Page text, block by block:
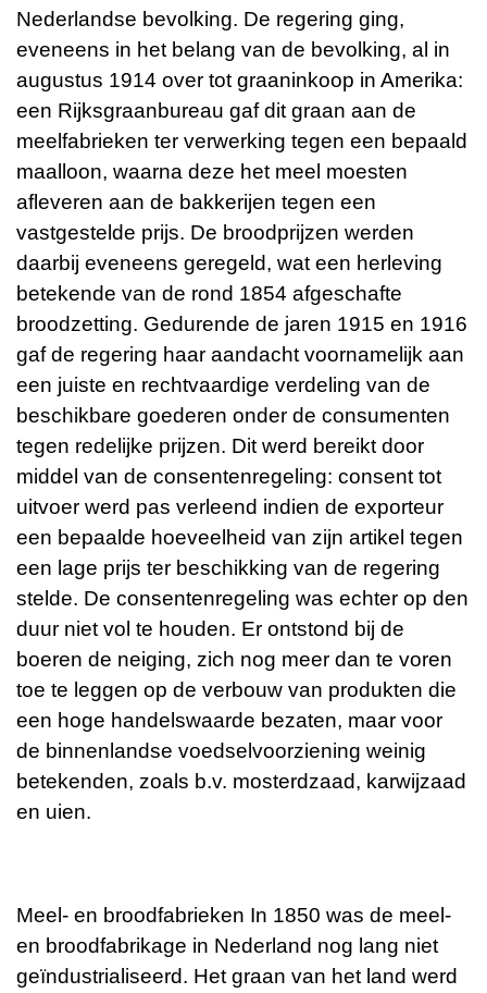
Nederlandse bevolking. De regering ging,
eveneens in het belang van de bevolking, al in
augustus 1914 over tot graaninkoop in Amerika:
een Rijksgraanbureau gaf dit graan aan de
meelfabrieken ter verwerking tegen een bepaald
maalloon, waarna deze het meel moesten
afleveren aan de bakkerijen tegen een
vastgestelde prijs. De broodprijzen werden
daarbij eveneens geregeld, wat een herleving
betekende van de rond 1854 afgeschafte
broodzetting. Gedurende de jaren 1915 en 1916
gaf de regering haar aandacht voornamelijk aan
een juiste en rechtvaardige verdeling van de
beschikbare goederen onder de consumenten
tegen redelijke prijzen. Dit werd bereikt door
middel van de consentenregeling: consent tot
uitvoer werd pas verleend indien de exporteur
een bepaalde hoeveelheid van zijn artikel tegen
een lage prijs ter beschikking van de regering
stelde. De consentenregeling was echter op den
duur niet vol te houden. Er ontstond bij de
boeren de neiging, zich nog meer dan te voren
toe te leggen op de verbouw van produkten die
een hoge handelswaarde bezaten, maar voor
de binnenlandse voedselvoorziening weinig
betekenden, zoals b.v. mosterdzaad, karwijzaad
en uien.
Meel- en broodfabrieken In 1850 was de meel-
en broodfabrikage in Nederland nog lang niet
geïndustrialiseerd. Het graan van het land werd